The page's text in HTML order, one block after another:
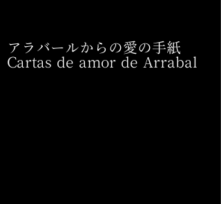
アラバールからの愛の手紙
Cartas de amor de Arrabal